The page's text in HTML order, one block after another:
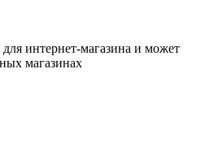
интернет-магазина и может
магазинах